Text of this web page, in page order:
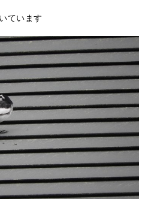
ています